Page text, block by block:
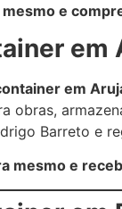
e
em
em
obras,
Barreto e
mesmo e